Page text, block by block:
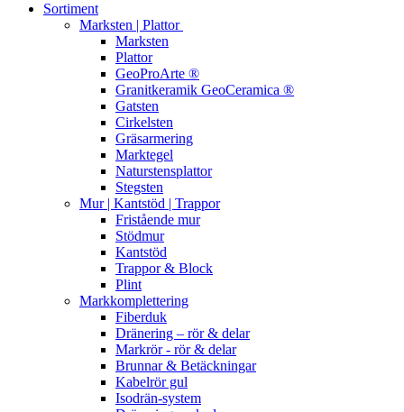
Sortiment
Marksten | Plattor
Marksten
Plattor
GeoProArte ®
Granitkeramik GeoCeramica ®
Gatsten
Cirkelsten
Gräsarmering
Marktegel
Naturstensplattor
Stegsten
Mur | Kantstöd | Trappor
Fristående mur
Stödmur
Kantstöd
Trappor & Block
Plint
Markkomplettering
Fiberduk
Dränering – rör & delar
Markrör - rör & delar
Brunnar & Betäckningar
Kabelrör gul
Isodrän-system